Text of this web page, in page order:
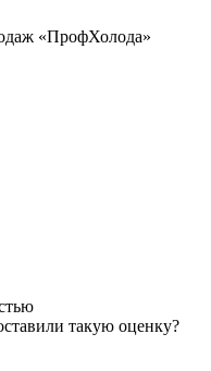
«ПрофХолода»
такую оценку?